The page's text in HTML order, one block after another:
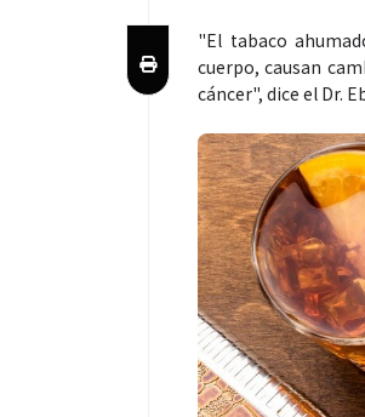
"El tabaco
cuerpo, causan
cáncer", dice el Dr.